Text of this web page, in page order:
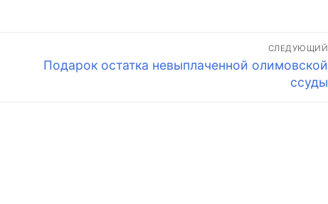
СЛЕДУЮЩИЙ
Следующая
Подарок остатка невыплаченной олимовской
ссуды